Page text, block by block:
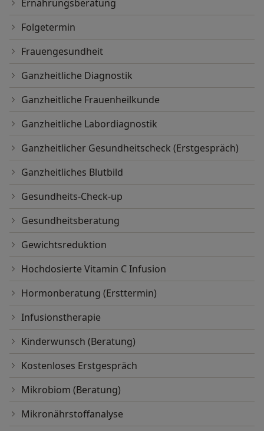
Ernährungsberatung
Folgetermin
Frauengesundheit
Ganzheitliche Diagnostik
Ganzheitliche Frauenheilkunde
Ganzheitliche Labordiagnostik
Ganzheitlicher Gesundheitscheck (Erstgespräch)
Ganzheitliches Blutbild
Gesundheits-Check-up
Gesundheitsberatung
Gewichtsreduktion
Hochdosierte Vitamin C Infusion
Hormonberatung (Ersttermin)
Infusionstherapie
Kinderwunsch (Beratung)
Kostenloses Erstgespräch
Mikrobiom (Beratung)
Mikronährstoffanalyse